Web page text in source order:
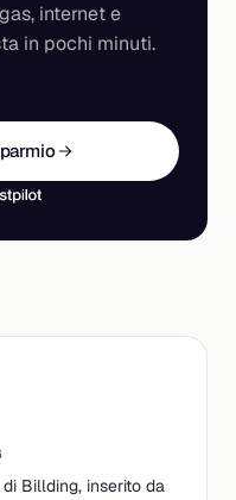
internet e
in pochi minuti.
Billding, inserito da